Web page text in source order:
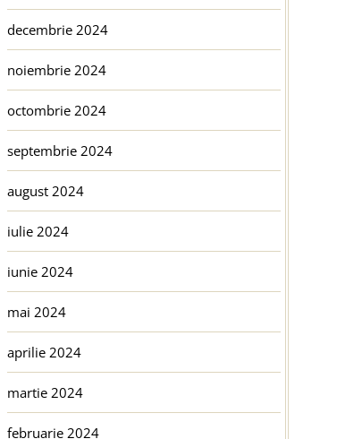
decembrie 2024
noiembrie 2024
octombrie 2024
septembrie 2024
august 2024
iulie 2024
iunie 2024
mai 2024
aprilie 2024
martie 2024
februarie 2024